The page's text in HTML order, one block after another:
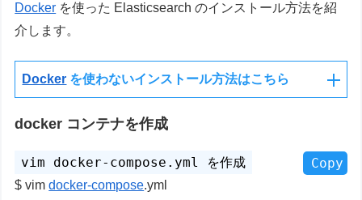
Docker を使った Elasticsearch のインストール方法を紹
介します。
Docker を使わないインストール方法はこちら
docker コンテナを作成
Copy
vimdocker-compose.yml